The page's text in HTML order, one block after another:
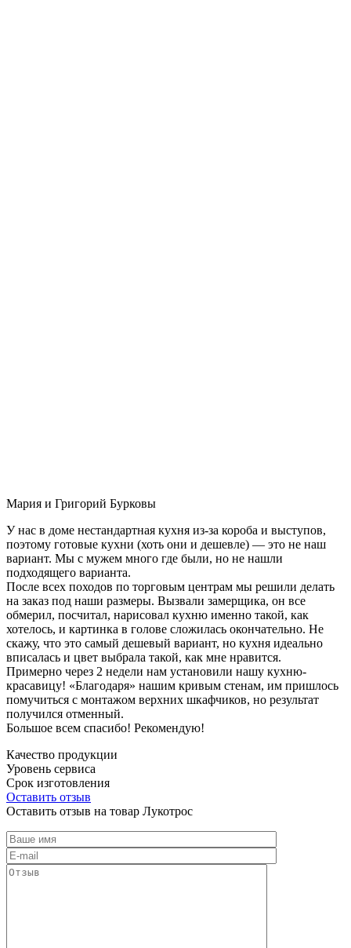
Мария и Григорий Бурковы
У нас в доме нестандартная кухня из-за короба и выступов,
поэтому готовые кухни (хоть они и дешевле) — это не наш
вариант. Мы с мужем много где были, но не нашли
подходящего варианта.
После всех походов по торговым центрам мы решили делать
на заказ под наши размеры. Вызвали замерщика, он все
обмерил, посчитал, нарисовал кухню именно такой, как
хотелось, и картинка в голове сложилась окончательно. Не
скажу, что это самый дешевый вариант, но кухня идеально
вписалась и цвет выбрала такой, как мне нравится.
Примерно через 2 недели нам установили нашу кухню-
красавицу! «Благодаря» нашим кривым стенам, им пришлось
помучиться с монтажом верхних шкафчиков, но результат
получился отменный.
Большое всем спасибо! Рекомендую!
Качество продукции
Уровень сервиса
Срок изготовления
Оставить отзыв
Оставить отзыв на товар Лукотрос